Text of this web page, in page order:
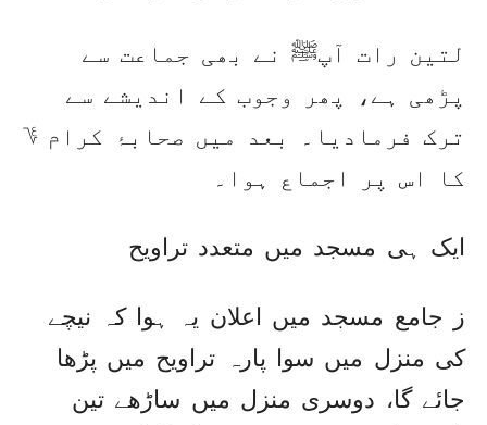
لتین رات آپﷺ نے بھی جماعت سے
پڑھی ہے، پھر وجوب کے اندیشے سے
ترک فرمادیا۔ بعد میں صحابۂ کرام ؇
کا اس پر اجماع ہوا۔
ایک ہی مسجد میں متعدد تراویح
ز جامع مسجد میں اعلان یہ ہوا کہ نیچے
کی منزل میں سوا پارہ تراویح میں پڑھا
جائے گا، دوسری منزل میں ساڑھے تین